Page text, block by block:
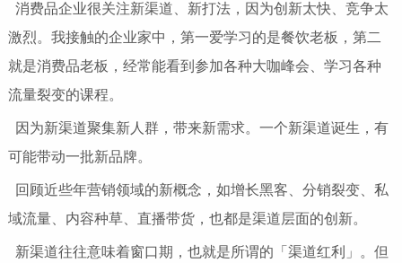
消费品企业很关注新渠道、新打法，因为创新太快、竞争太
激烈。我接触的企业家中，第一爱学习的是餐饮老板，第二
就是消费品老板，经常能看到参加各种大咖峰会、学习各种
流量裂变的课程。
因为新渠道聚集新人群，带来新需求。一个新渠道诞生，有
可能带动一批新品牌。
回顾近些年营销领域的新概念，如增长黑客、分销裂变、私
域流量、内容种草、直播带货，也都是渠道层面的创新。
新渠道往往意味着窗口期，也就是所谓的「渠道红利」。但